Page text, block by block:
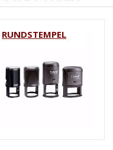
RUNDSTEMPEL